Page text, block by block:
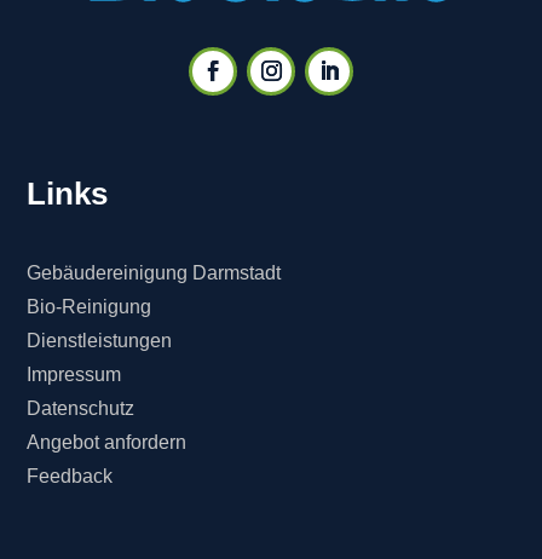
Links
Gebäudereinigung Darmstadt
Bio-Reinigung
Dienstleistungen
Impressum
Datenschutz
Angebot anfordern
Feedback